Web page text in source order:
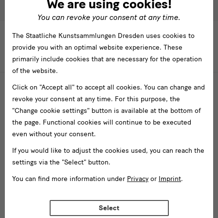
ÜberschriftTIMELINE LIST VIEW
2019 2020
as a displaycing practice
spreche
Escape Route to Marseille
Projekte
Veröffentlichungen
We are using cookies!
You can revoke your consent at any time.
The Staatliche Kunstsammlungen Dresden uses cookies to
provide you with an optimal website experience. These
primarily include cookies that are necessary for the operation
of the website.
Click on "Accept all" to accept all cookies. You can change and
revoke your consent at any time. For this purpose, the
"Change cookie settings" button is available at the bottom of
the page. Functional cookies will continue to be executed
even without your consent.
If you would like to adjust the cookies used, you can reach the
settings via the "Select" button.
You can find more information under Privacy or Imprint.
Select